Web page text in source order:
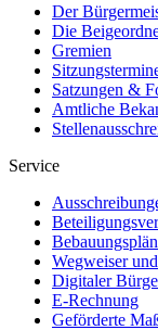
Der
Die
Gremien
Satzungen &
Amtliche
Service
Wegweiser
Digitaler
E-Rechnung
Geförderte